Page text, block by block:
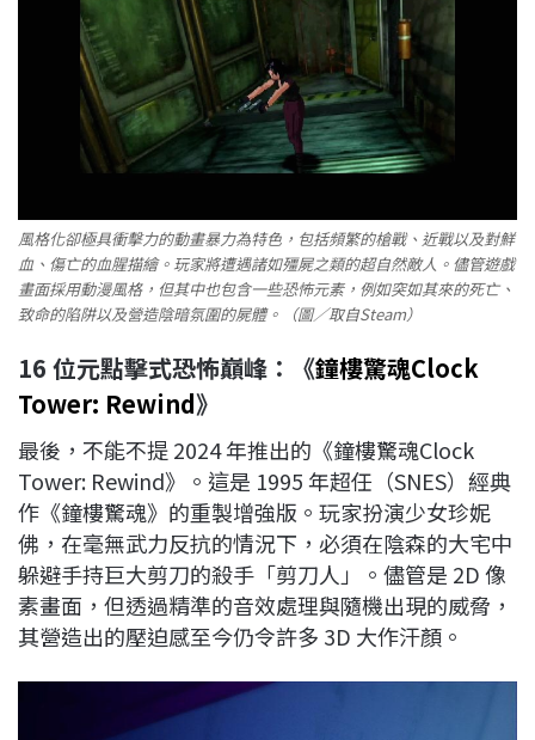
風格化卻極具衝擊力的動畫暴力為特色，包括頻繁的槍戰、近戰以及對鮮
血、傷亡的血腥描繪。玩家將遭遇諸如殭屍之類的超自然敵人。儘管遊戲
畫面採用動漫風格，但其中也包含一些恐怖元素，例如突如其來的死亡、
致命的陷阱以及營造陰暗氛圍的屍體。（圖／取自Steam）
16 位元點擊式恐怖巔峰：《鐘樓驚魂Clock
Tower: Rewind》
最後，不能不提 2024 年推出的《鐘樓驚魂Clock
Tower: Rewind》。這是 1995 年超任（SNES）經典
作《鐘樓驚魂》的重製增強版。玩家扮演少女珍妮
佛，在毫無武力反抗的情況下，必須在陰森的大宅中
躲避手持巨大剪刀的殺手「剪刀人」。儘管是 2D 像
素畫面，但透過精準的音效處理與隨機出現的威脅，
其營造出的壓迫感至今仍令許多 3D 大作汗顏。